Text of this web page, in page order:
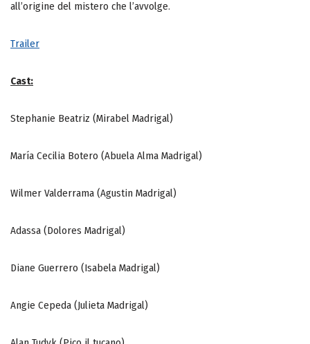
all’origine del mistero che l’avvolge.
Trailer
Cast:
Stephanie Beatriz (Mirabel Madrigal)
María Cecilia Botero (Abuela Alma Madrigal)
Wilmer Valderrama (Agustin Madrigal)
Adassa (Dolores Madrigal)
Diane Guerrero (Isabela Madrigal)
Angie Cepeda (Julieta Madrigal)